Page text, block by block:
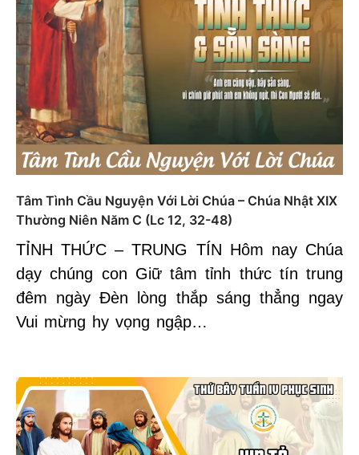
Tâm Tình Cầu Nguyện Với Lời Chúa – Chúa Nhật XIX
Thường Niên Năm C (Lc 12, 32-48)
TỈNH THỨC – TRUNG TÍN Hôm nay Chúa
dạy chúng con Giữ tâm tỉnh thức tín trung
đêm ngày Đèn lòng thắp sáng thẳng ngay
Vui mừng hy vọng ngập…